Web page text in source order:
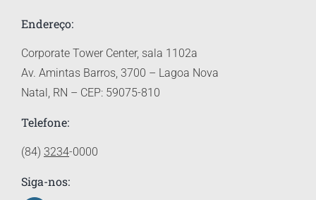
Endereço:
Corporate Tower Center, sala 1102a
Av. Amintas Barros, 3700 – Lagoa Nova
Natal, RN – CEP: 59075-810
Telefone:
(84) 3234-0000
Siga-nos: